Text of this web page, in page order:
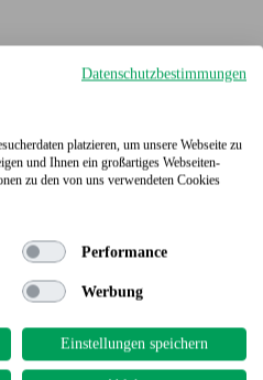
Datenschutzbestimmungen
platzieren, um unsere Webseite zu
und Ihnen ein großartiges Webseiten-
zu den von uns verwendeten Cookies
Performance
Werbung
Einstellungen speichern